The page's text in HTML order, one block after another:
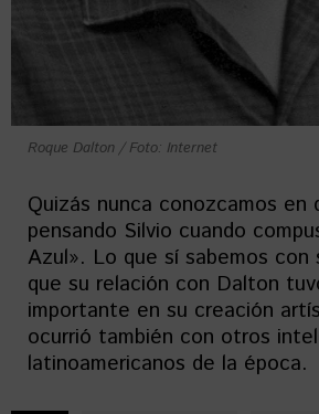
Roque Dalton / Foto: Internet
Quizás nunca conozcamos en
pensando Silvio cuando
Azul». Lo que sí sabemos con
que su relación con Dalton
importante en su creación
ocurrió también con otros
latinoamericanos de la época.